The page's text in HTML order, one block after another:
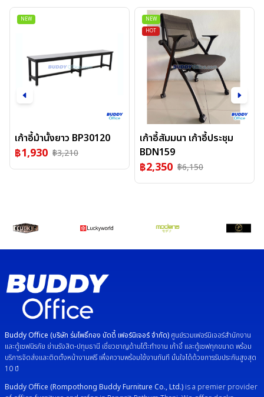
NEW
เก้าอี้ม้านั้งยาว BP30120
฿1,930 ฿3,210
NEW
HOT
เก้าอี้สัมมนา เก้าอี้ประชุม
BDN159
฿2,350 ฿6,150
Buddy Office (บริษัท ร่มโพธิ์ทอง บัดดี้ เฟอร์นิเจอร์ จำกัด) ศูนย์รวมเฟอร์นิเจอร์สำนักงาน
และตู้เซฟนิรภัย ย่านรังสิต-ปทุมธานี เชี่ยวชาญด้านโต๊ะทำงาน เก้าอี้ และตู้เซฟทุกขนาด พร้อม
บริการจัดส่งและติดตั้งหน้างานฟรี เพื่อความพร้อมใช้งานทันที มั่นใจได้ด้วยการรับประกันสูงสุด
10 ปี
Buddy Office (Rompothong Buddy Furniture Co., Ltd.) is a premier provider